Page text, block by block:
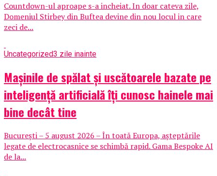
Countdown-ul aproape s-a incheiat. In doar cateva zile,
Domeniul Stirbey din Buftea devine din nou locul in care
zeci de...
Uncategorized3 zile inainte
Mașinile de spălat și uscătoarele bazate pe
inteligență artificială îți cunosc hainele mai
bine decât tine
București – 5 august 2026 – În toată Europa, așteptările
legate de electrocasnice se schimbă rapid. Gama Bespoke AI
de la...